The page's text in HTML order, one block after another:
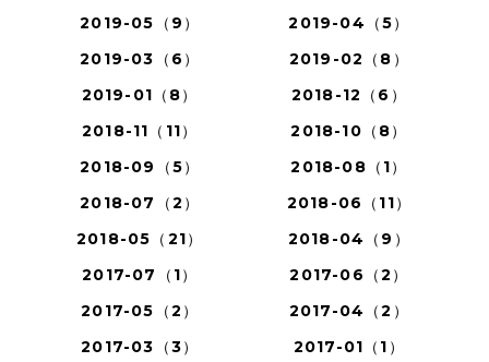
2019-05（9）
2019-04（5）
2019-03（6）
2019-02（8）
2019-01（8）
2018-12（6）
2018-11（11）
2018-10（8）
2018-09（5）
2018-08（1）
2018-07（2）
2018-06（11）
2018-05（21）
2018-04（9）
2017-07（1）
2017-06（2）
2017-05（2）
2017-04（2）
2017-03（3）
2017-01（1）